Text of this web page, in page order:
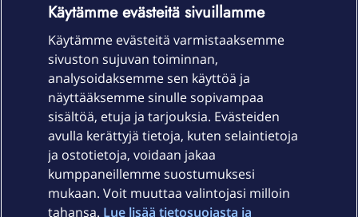
Laitteet & liittymät
Palvelut
Käytämme evästeitä sivuillamme
Käytämme evästeitä varmistaaksemme
sivuston sujuvan toiminnan,
analysoidaksemme sen käyttöä ja
näyttääksemme sinulle sopivampaa
sisältöä, etuja ja tarjouksia. Evästeiden
avulla kerättyjä tietoja, kuten selaintietoja
ja ostotietoja, voidaan jakaa
kumppaneillemme suostumuksesi
mukaan. Voit muuttaa valintojasi milloin
tahansa. Lue lisää tietosuojasta ja